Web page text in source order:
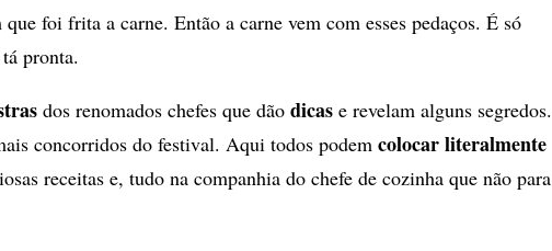
que foi frita a carne. Então a carne vem com esses pedaços. É só
pronta.
dos renomados chefes que dão dicas e revelam alguns segredos.
concorridos do festival. Aqui todos podem colocar literalmente
receitas e, tudo na companhia do chefe de cozinha que não para